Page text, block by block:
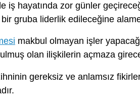
iş hayatında zor günler
gruba liderlik edileceğine
makbul olmayan işler
olan ilişkilerin açmaza
gereksiz ve anlamsız